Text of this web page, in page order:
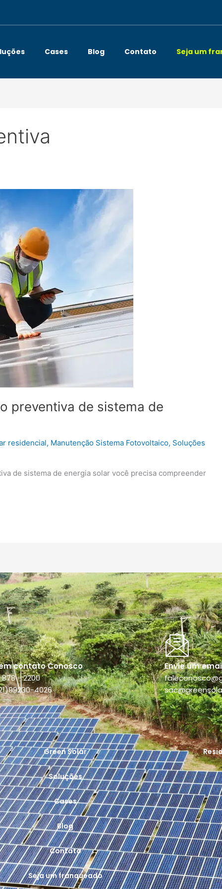
Cases Blog Contato Seja um
preventiva de sistema de
residencial, Manutenção Sistema Fotovoltaico, Soluções
de sistema de energia solar você precisa compreender
contato Conosco
- 2200
4026
Envie um
Green Solar
Soluções
Cases
Blog
Contato
Seja um franqueado